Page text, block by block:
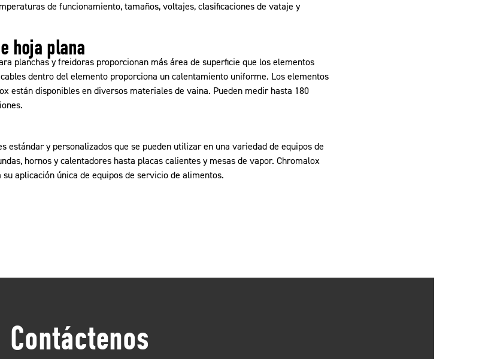
de funcionamiento, tamaños, voltajes, clasificaciones de vataje y
hoja plana
planchas y freidoras proporcionan más área de superficie que los elementos
dentro del elemento proporciona un calentamiento uniforme. Los elementos
están disponibles en diversos materiales de vaina. Pueden medir hasta 180
estándar y personalizados que se pueden utilizar en una variedad de equipos de
hornos y calentadores hasta placas calientes y mesas de vapor. Chromalox
aplicación única de equipos de servicio de alimentos.
Contáctenos